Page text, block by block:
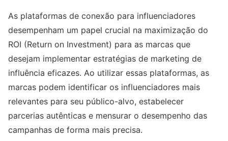
As plataformas de conexão para influenciadores
desempenham um papel crucial na maximização do
ROI (Return on Investment) para as marcas que
desejam implementar estratégias de marketing de
influência eficazes. Ao utilizar essas plataformas, as
marcas podem identificar os influenciadores mais
relevantes para seu público-alvo, estabelecer
parcerias autênticas e mensurar o desempenho das
campanhas de forma mais precisa.